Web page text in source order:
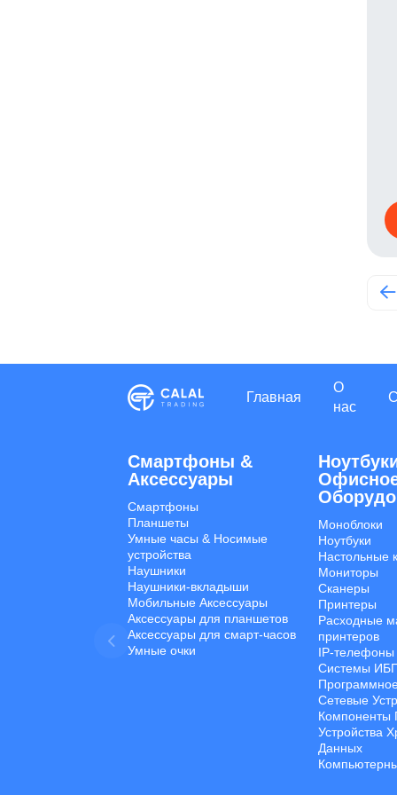
Главная
О
нас
Смартфоны &
Aксессуары
Смартфоны
Планшеты
Умные часы & Hосимые
устройства
Наушники
Наушники-вкладыши
Мобильные Aксессуары
Аксессуары для планшетов
Аксессуары для смарт-часов
Умные очки
Моноблоки
Ноутбуки
Настольные
Мониторы
Сканеры
Принтеры
Расходные
принтеров
IP-телефоны
Системы
Сетевые
Компоненты
Устройства
Данных